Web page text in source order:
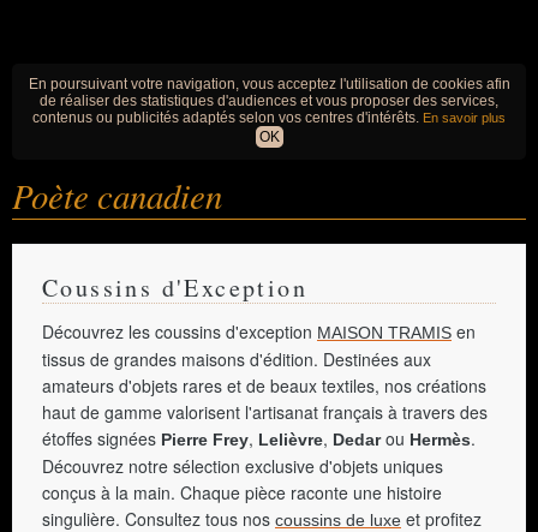
En poursuivant votre navigation, vous acceptez l'utilisation de cookies afin
de réaliser des statistiques d'audiences et vous proposer des services,
contenus ou publicités adaptés selon vos centres d'intérêts. En savoir plus
OK
Poète canadien
Coussins d'Exception
Découvrez les coussins d'exception MAISON TRAMIS en
tissus de grandes maisons d'édition. Destinées aux
amateurs d'objets rares et de beaux textiles, nos créations
haut de gamme valorisent l'artisanat français à travers des
étoffes signées Pierre Frey, Lelièvre, Dedarou Hermès.
Découvrez notre sélection exclusive d'objets uniques
conçus à la main. Chaque pièce raconte une histoire
singulière. Consultez tous nos coussins de luxe et profitez